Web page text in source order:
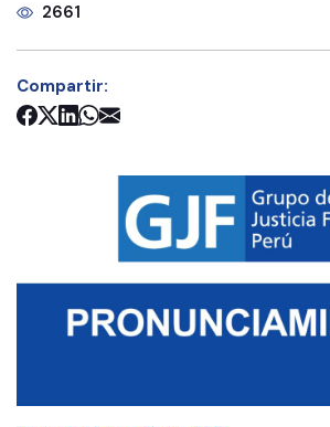
2661
Compartir: